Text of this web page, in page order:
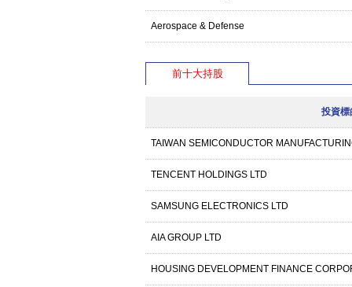
Aerospace & Defense
前十大持股
投資標
TAIWAN SEMICONDUCTOR
TENCENT HOLDINGS LTD
SAMSUNG ELECTRONICS LTD
AIA GROUP LTD
HOUSING DEVELOPMENT FINANCE